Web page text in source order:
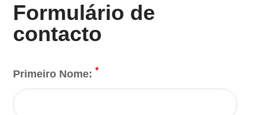
Formulário de
contacto
Primeiro Nome:*